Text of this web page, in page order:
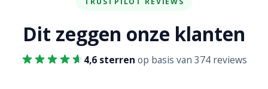
Dit zeggen onze klanten
4,6 sterren op basis van 374 reviews